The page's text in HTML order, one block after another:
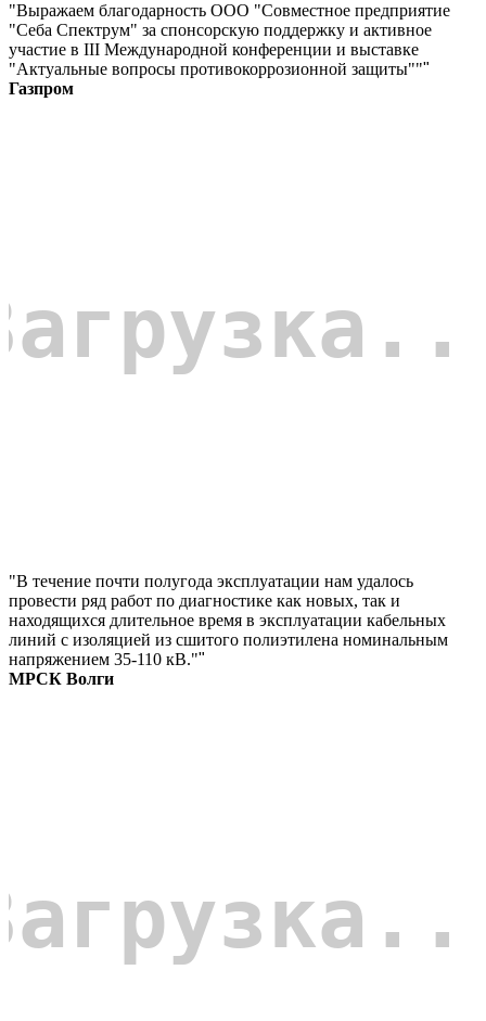
"Выражаем благодарность ООО "Совместное предприятие
"Себа Спектрум" за спонсорскую поддержку и активное
участие в III Международной конференции и выставке
"Актуальные вопросы противокоррозионной защиты"""
Газпром
"В течение почти полугода эксплуатации нам удалось
провести ряд работ по диагностике как новых, так и
находящихся длительное время в эксплуатации кабельных
линий с изоляцией из сшитого полиэтилена номинальным
напряжением 35-110 кВ.""
МРСК Волги